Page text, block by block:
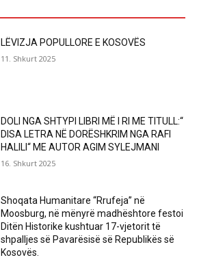
LËVIZJA POPULLORE E KOSOVËS
11. Shkurt 2025
DOLI NGA SHTYPI LIBRI MË I RI ME TITULL:“
DISA LETRA NË DORËSHKRIM NGA RAFI
HALILI“ ME AUTOR AGIM SYLEJMANI
16. Shkurt 2025
Shoqata Humanitare “Rrufeja” në
Moosburg, në mënyrë madhështore festoi
Ditën Historike kushtuar 17-vjetorit të
shpalljes së Pavarësisë së Republikës së
Kosovës.